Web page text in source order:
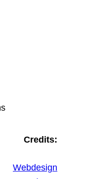
Credits:
Webdesign